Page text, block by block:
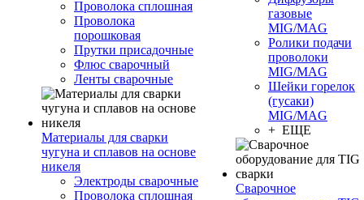
Проволока сплошная
Проволока
порошковая
Прутки присадочные
Флюс сварочный
Ленты сварочные
Материалы для сварки
чугуна и сплавов на основе
никеля
Электроды сварочные
Проволока сплошная
газовые
MIG/MAG
Ролики подачи
проволоки
MIG/MAG
Шейки горелок
(гусаки)
MIG/MAG
+ ЕЩЕ
Сварочное